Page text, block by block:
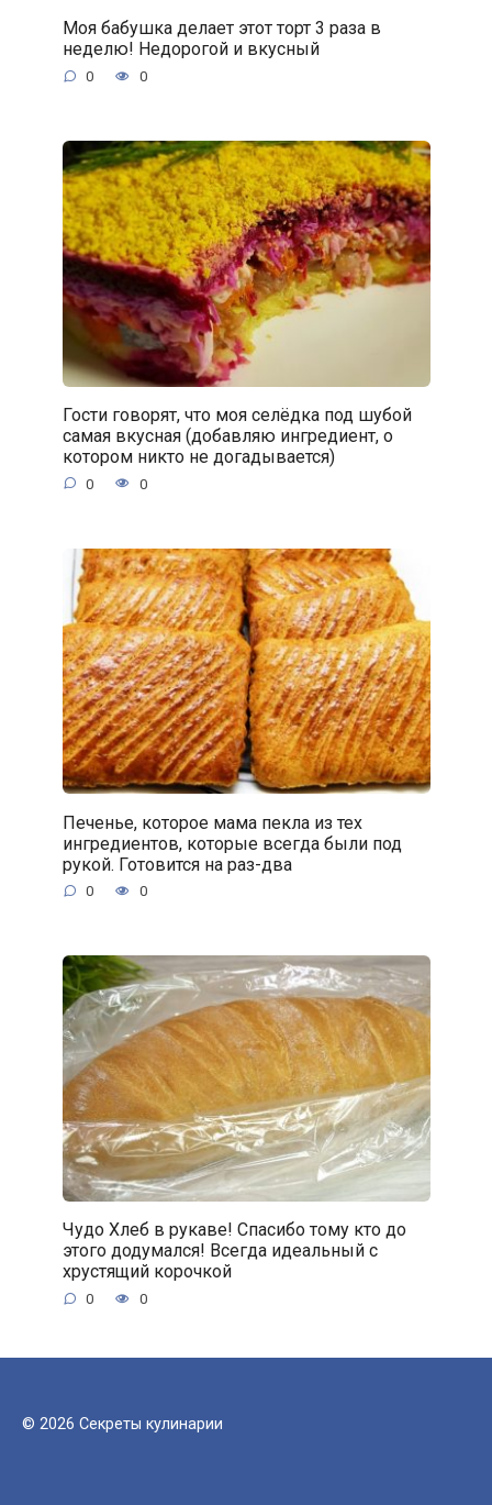
Моя бабушка делает этот торт 3 раза в
неделю! Недорогой и вкусный
0 0
Гости говорят, что моя селёдка под шубой
самая вкусная (добавляю ингредиент, о
котором никто не догадывается)
0 0
Печенье, которое мама пекла из тех
ингредиентов, которые всегда были под
рукой. Готовится на раз-два
0 0
Чудо Хлеб в рукаве! Спасибо тому кто до
этого додумался! Всегда идеальный с
хрустящий корочкой
0 0
© 2026 Секреты кулинарии